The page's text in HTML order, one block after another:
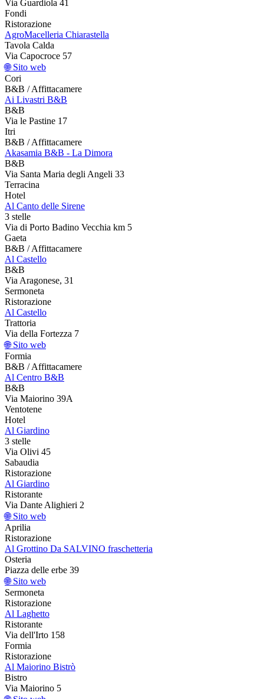
Via Guardiola 41
Fondi
Ristorazione
AgroMacelleria Chiarastella
Tavola Calda
Via Capocroce 57
🌐 Sito web
Cori
B&B / Affittacamere
Ai Livastri B&B
B&B
Via le Pastine 17
Itri
B&B / Affittacamere
Akasamia B&B - La Dimora
B&B
Via Santa Maria degli Angeli 33
Terracina
Hotel
Al Canto delle Sirene
3 stelle
Via di Porto Badino Vecchia km 5
Gaeta
B&B / Affittacamere
Al Castello
B&B
Via Aragonese, 31
Sermoneta
Ristorazione
Al Castello
Trattoria
Via della Fortezza 7
🌐 Sito web
Formia
B&B / Affittacamere
Al Centro B&B
B&B
Via Maiorino 39A
Ventotene
Hotel
Al Giardino
3 stelle
Via Olivi 45
Sabaudia
Ristorazione
Al Giardino
Ristorante
Via Dante Alighieri 2
🌐 Sito web
Aprilia
Ristorazione
Al Grottino Da SALVINO fraschetteria
Osteria
Piazza delle erbe 39
🌐 Sito web
Sermoneta
Ristorazione
Al Laghetto
Ristorante
Via dell'Irto 158
Formia
Ristorazione
Al Maiorino Bistrò
Bistro
Via Maiorino 5